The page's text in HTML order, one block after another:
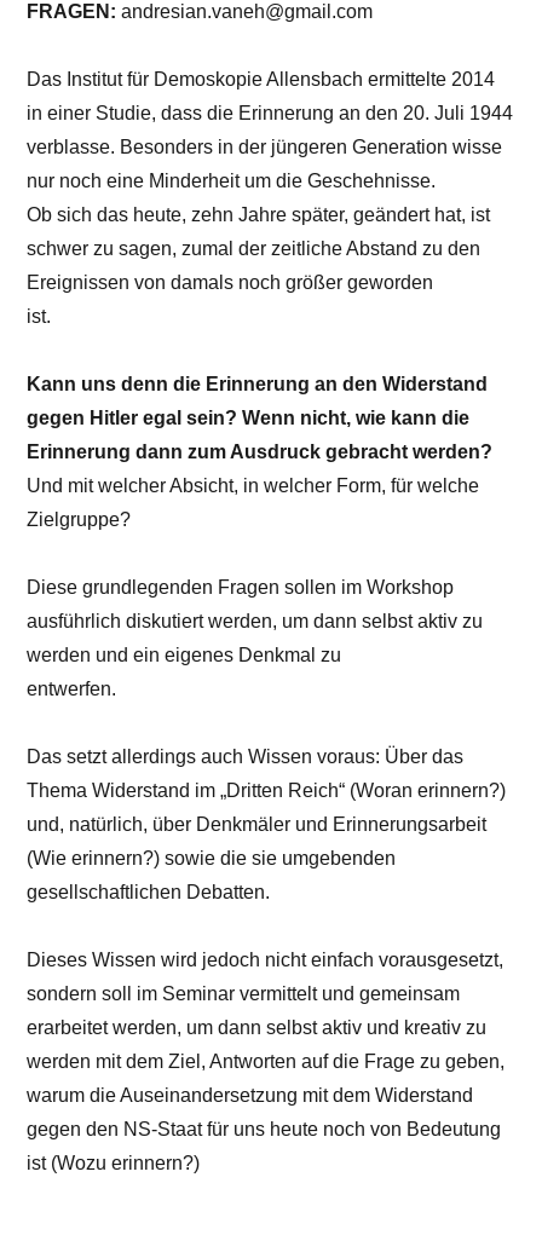
FRAGEN: andresian.vaneh@gmail.com
Das Institut für Demoskopie Allensbach ermittelte 2014
in einer Studie, dass die Erinnerung an den 20. Juli 1944
verblasse. Besonders in der jüngeren Generation wisse
nur noch eine Minderheit um die Geschehnisse.
Ob sich das heute, zehn Jahre später, geändert hat, ist
schwer zu sagen, zumal der zeitliche Abstand zu den
Ereignissen von damals noch größer geworden
ist.
Kann uns denn die Erinnerung an den Widerstand
gegen Hitler egal sein? Wenn nicht, wie kann die
Erinnerung dann zum Ausdruck gebracht werden?
Und mit welcher Absicht, in welcher Form, für welche
Zielgruppe?
Diese grundlegenden Fragen sollen im Workshop
ausführlich diskutiert werden, um dann selbst aktiv zu
werden und ein eigenes Denkmal zu
entwerfen.
Das setzt allerdings auch Wissen voraus: Über das
Thema Widerstand im „Dritten Reich“ (Woran erinnern?)
und, natürlich, über Denkmäler und Erinnerungsarbeit
(Wie erinnern?) sowie die sie umgebenden
gesellschaftlichen Debatten.
Dieses Wissen wird jedoch nicht einfach vorausgesetzt,
sondern soll im Seminar vermittelt und gemeinsam
erarbeitet werden, um dann selbst aktiv und kreativ zu
werden mit dem Ziel, Antworten auf die Frage zu geben,
warum die Auseinandersetzung mit dem Widerstand
gegen den NS-Staat für uns heute noch von Bedeutung
ist (Wozu erinnern?)